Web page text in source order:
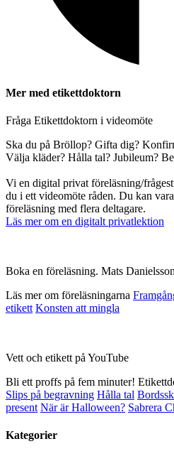
Mer med etikettdoktorn
Fråga Etikettdoktorn i videomöte
Ska du på Bröllop? Gifta dig?
Välja kläder? Hålla tal? Jubileum?
Vi en digital privat föreläsning/
du i ett videomöte råden. Du kan
föreläsning med flera deltagare.
Läs mer om en digitalt privatlektion
Boka en föreläsning. Mats
Läs mer om föreläsningarna
etikett Konsten att mingla
Vett och etikett på YouTube
Bli ett proffs på fem minuter!
Slips på begravning Hålla tal
present När är Halloween? Sabrera
Kategorier